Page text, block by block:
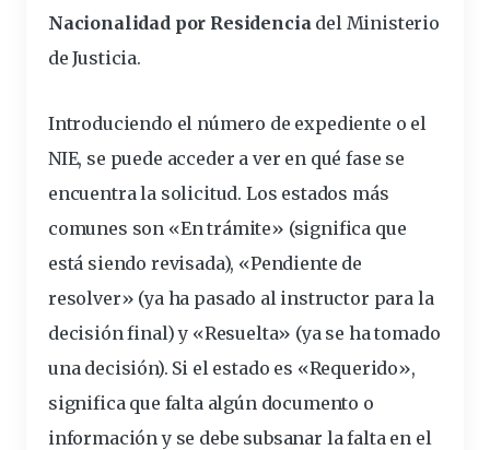
Nacionalidad por Residencia del Ministerio
de Justicia.
Introduciendo el número de expediente o el
NIE, se puede acceder a ver en qué fase se
encuentra la solicitud. Los estados más
comunes son «En trámite» (significa que
está siendo revisada), «Pendiente de
resolver» (ya ha pasado al instructor para la
decisión final) y «Resuelta» (ya se ha tomado
una decisión). Si el estado es «Requerido»,
significa que falta algún documento o
información y se debe subsanar la falta en el